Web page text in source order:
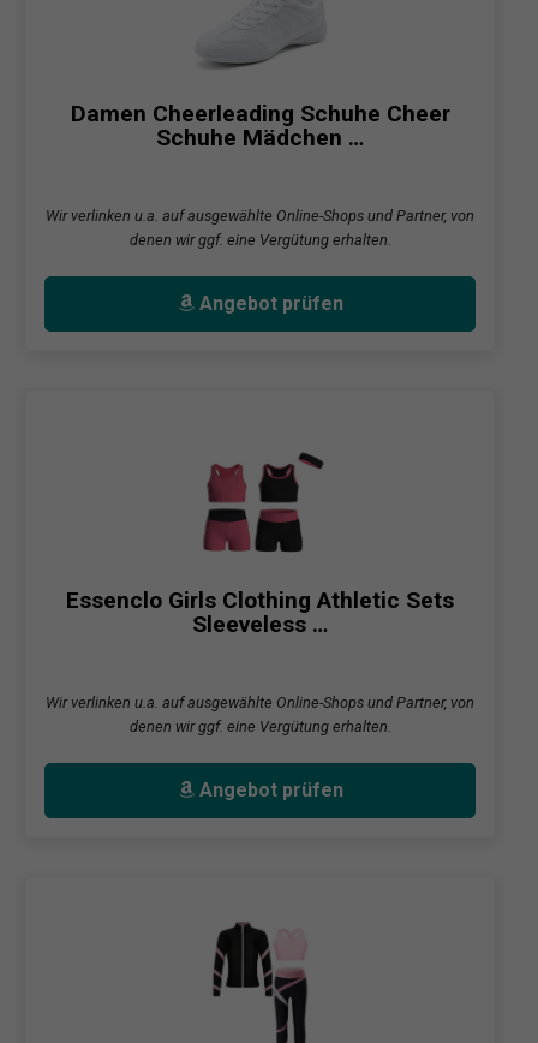
Damen Cheerleading Schuhe Cheer
Schuhe Mädchen …
Wir verlinken u.a. auf ausgewählte Online-Shops und Partner, von
denen wir ggf. eine Vergütung erhalten.
Angebot prüfen
Essenclo Girls Clothing Athletic Sets
Sleeveless …
Wir verlinken u.a. auf ausgewählte Online-Shops und Partner, von
denen wir ggf. eine Vergütung erhalten.
Angebot prüfen